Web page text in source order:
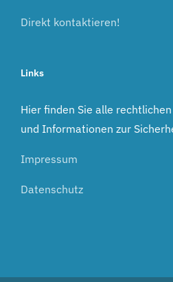
Direkt kontaktieren!
Links
Hier finden Sie alle
und Informationen zur
Impressum
Datenschutz